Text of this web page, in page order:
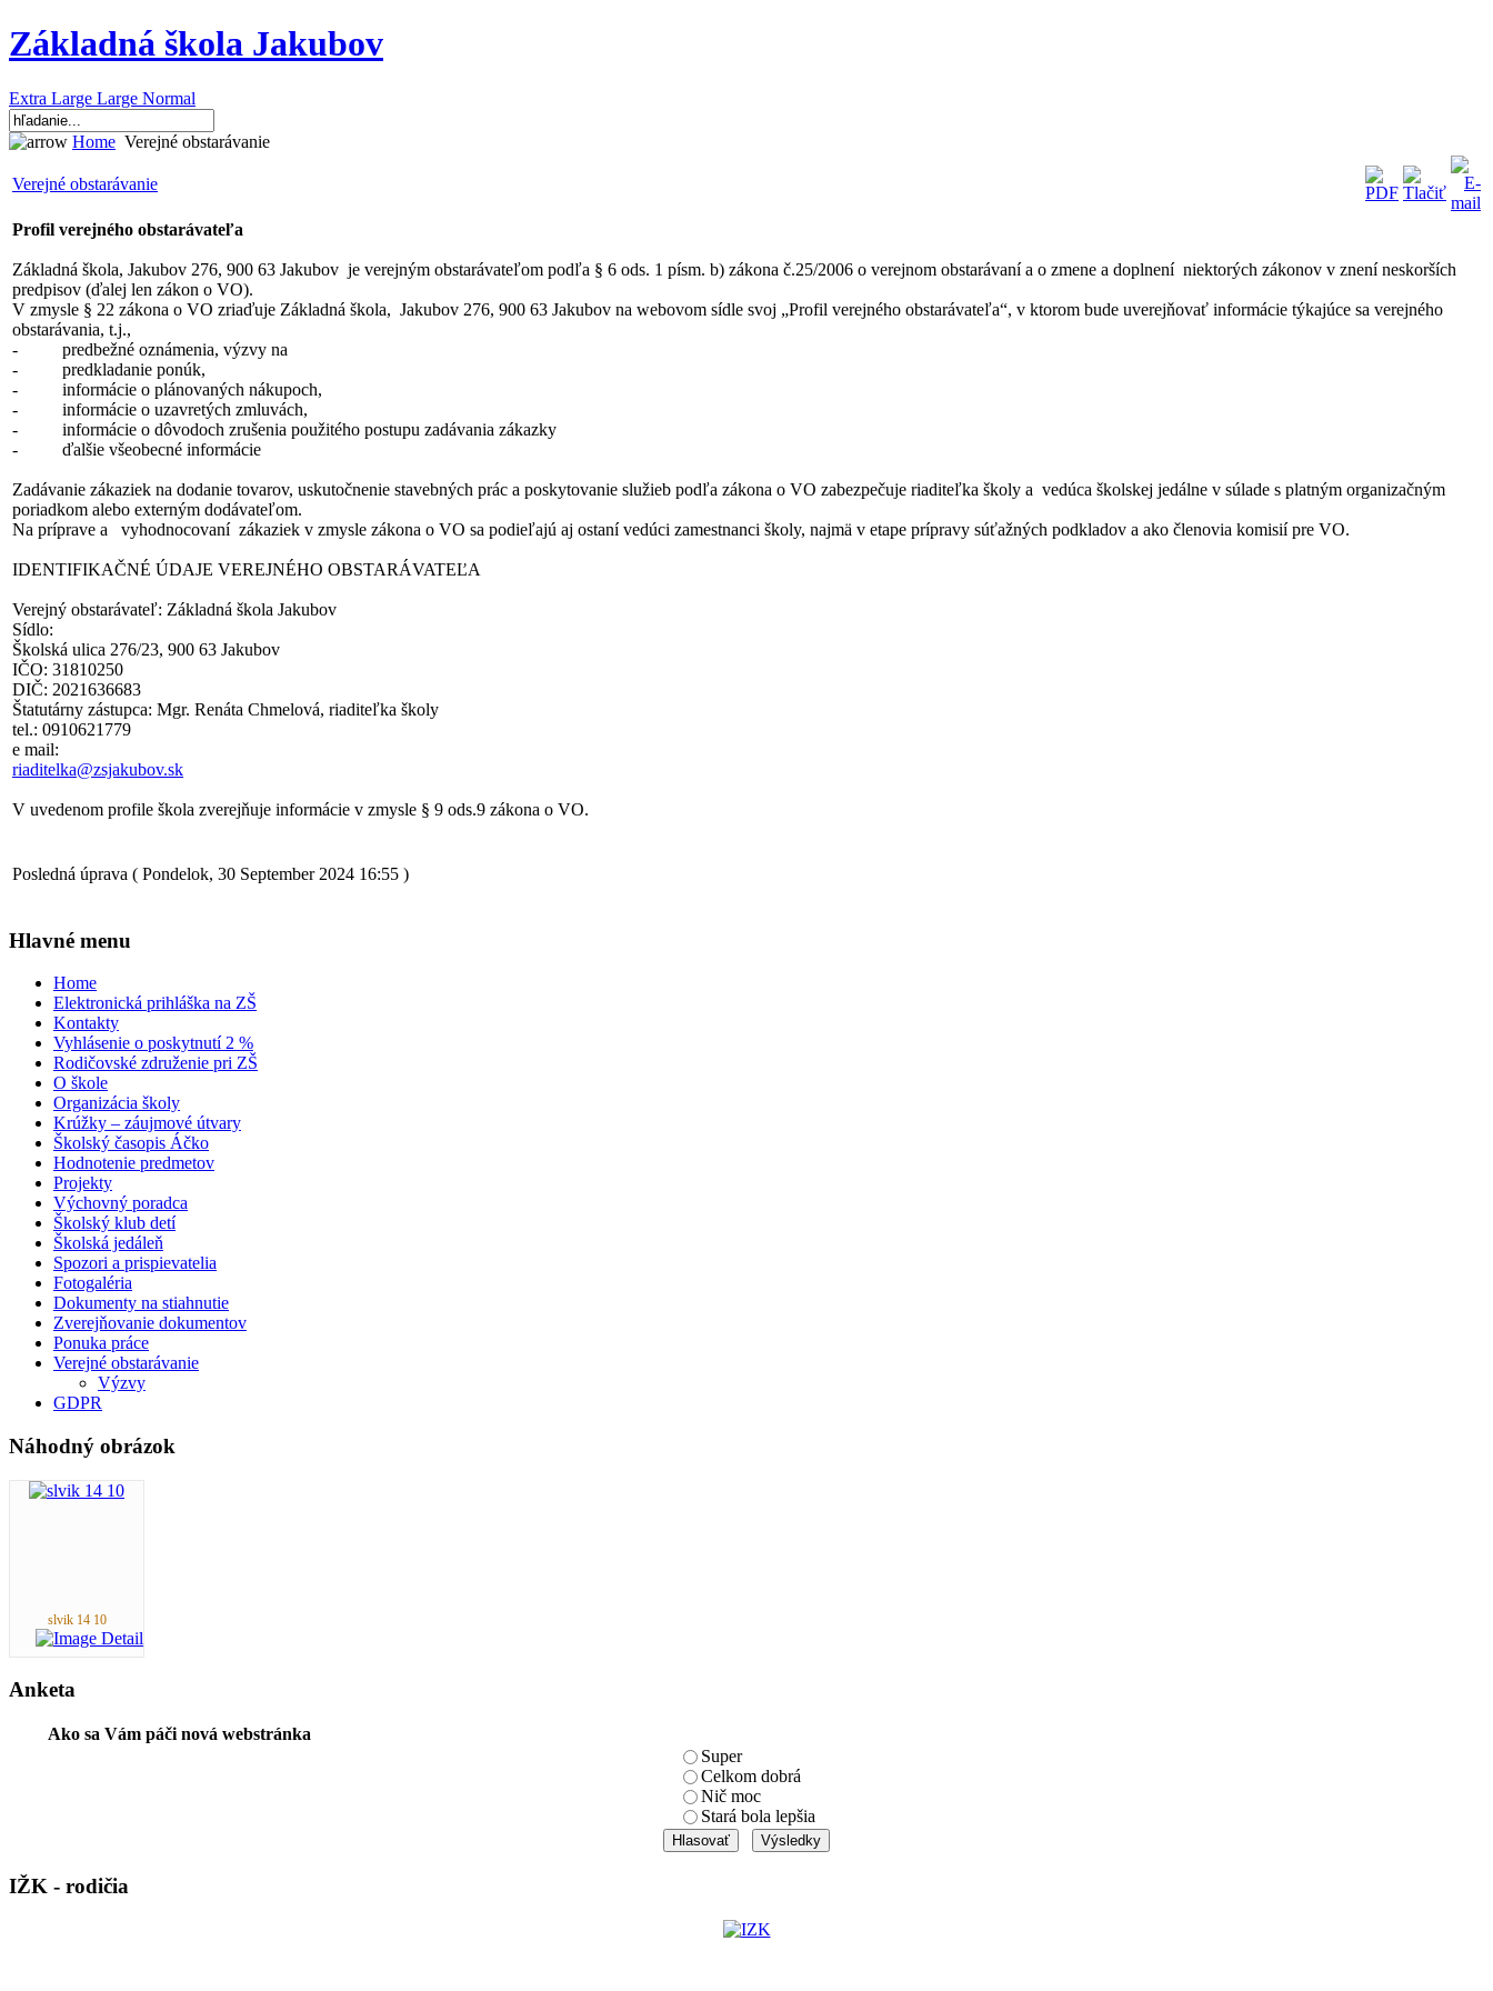
Základná škola Jakubov
Extra Large Large Normal
Home Verejné obstarávanie
Verejné obstarávanie
Profil verejného obstarávateľa
Základná škola, Jakubov 276, 900 63 Jakubov je verejným obstarávateľom podľa § 6 ods. 1 písm. b) zákona č.25/2006 o verejnom obstarávaní a o zmene a doplnení niektorých zákonov v znení neskorších
predpisov (ďalej len zákon o VO).
V zmysle § 22 zákona o VO zriaďuje Základná škola, Jakubov 276, 900 63 Jakubov na webovom sídle svoj „Profil verejného obstarávateľa“, v ktorom bude uverejňovať informácie týkajúce sa verejného
obstarávania, t.j.,
- predbežné oznámenia, výzvy na
- predkladanie ponúk,
- informácie o plánovaných nákupoch,
- informácie o uzavretých zmluvách,
- informácie o dôvodoch zrušenia použitého postupu zadávania zákazky
- ďalšie všeobecné informácie
Zadávanie zákaziek na dodanie tovarov, uskutočnenie stavebných prác a poskytovanie služieb podľa zákona o VO zabezpečuje riaditeľka školy a vedúca školskej jedálne v súlade s platným organizačným
poriadkom alebo externým dodávateľom.
Na príprave a vyhodnocovaní zákaziek v zmysle zákona o VO sa podieľajú aj ostaní vedúci zamestnanci školy, najmä v etape prípravy súťažných podkladov a ako členovia komisií pre VO.
IDENTIFIKAČNÉ ÚDAJE VEREJNÉHO OBSTARÁVATEĽA
Verejný obstarávateľ: Základná škola Jakubov
Sídlo:
Školská ulica 276/23, 900 63 Jakubov
IČO: 31810250
DIČ: 2021636683
Štatutárny zástupca: Mgr. Renáta Chmelová, riaditeľka školy
tel.: 0910621779
e mail:
riaditelka@zsjakubov.sk
V uvedenom profile škola zverejňuje informácie v zmysle § 9 ods.9 zákona o VO.
Posledná úprava ( Pondelok, 30 September 2024 16:55 )
Hlavné menu
Home
Elektronická prihláška na ZŠ
Kontakty
Vyhlásenie o poskytnutí 2 %
Rodičovské združenie pri ZŠ
O škole
Organizácia školy
Krúžky – záujmové útvary
Školský časopis Áčko
Hodnotenie predmetov
Projekty
Výchovný poradca
Školský klub detí
Školská jedáleň
Spozori a prispievatelia
Fotogaléria
Dokumenty na stiahnutie
Zverejňovanie dokumentov
Ponuka práce
Verejné obstarávanie
Výzvy
GDPR
Náhodný obrázok
slvik 14 10
Anketa
Ako sa Vám páči nová webstránka
Super
Celkom dobrá
Nič moc
Stará bola lepšia
IŽK - rodičia